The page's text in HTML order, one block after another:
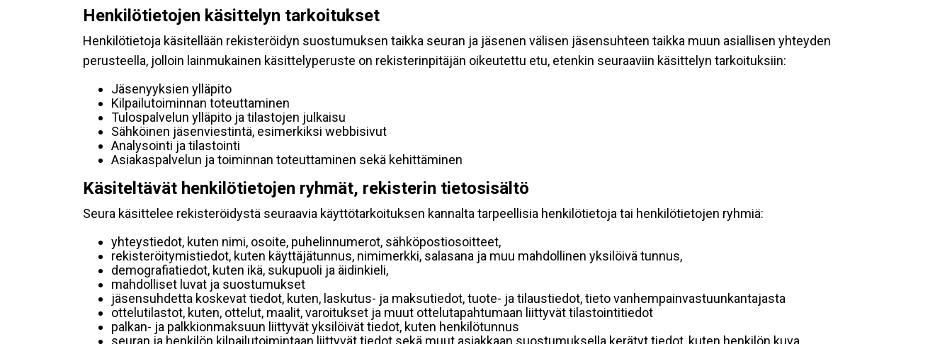
Henkilötietojen käsittelyn tarkoitukset
Henkilötietoja käsitellään rekisteröidyn suostumuksen taikka seuran ja jäsenen välisen jäsensuhteen taikka muun asiallisen yhteyden
perusteella, jolloin lainmukainen käsittelyperuste on rekisterinpitäjän oikeutettu etu, etenkin seuraaviin käsittelyn tarkoituksiin:
Jäsenyyksien ylläpito
Kilpailutoiminnan toteuttaminen
Tulospalvelun ylläpito ja tilastojen julkaisu
Sähköinen jäsenviestintä, esimerkiksi webbisivut
Analysointi ja tilastointi
Asiakaspalvelun ja toiminnan toteuttaminen sekä kehittäminen
Käsiteltävät henkilötietojen ryhmät, rekisterin tietosisältö
Seura käsittelee rekisteröidystä seuraavia käyttötarkoituksen kannalta tarpeellisia henkilötietoja tai henkilötietojen ryhmiä:
yhteystiedot, kuten nimi, osoite, puhelinnumerot, sähköpostiosoitteet,
rekisteröitymistiedot, kuten käyttäjätunnus, nimimerkki, salasana ja muu mahdollinen yksilöivä tunnus,
demografiatiedot, kuten ikä, sukupuoli ja äidinkieli,
mahdolliset luvat ja suostumukset
jäsensuhdetta koskevat tiedot, kuten, laskutus- ja maksutiedot, tuote- ja tilaustiedot, tieto vanhempainvastuunkantajasta
ottelutilastot, kuten, ottelut, maalit, varoitukset ja muut ottelutapahtumaan liittyvät tilastointitiedot
palkan- ja palkkionmaksuun liittyvät yksilöivät tiedot, kuten henkilötunnus
seuran ja henkilön kilpailutoimintaan liittyvät tiedot sekä muut asiakkaan suostumuksella kerätyt tiedot, kuten henkilön kuva